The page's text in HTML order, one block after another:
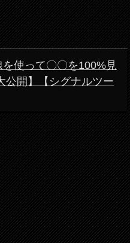
を使って〇〇を100%見
公開】【シグナルツー